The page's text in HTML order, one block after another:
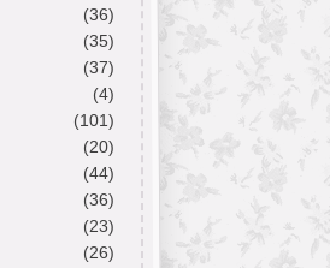
(36)
(35)
(37)
(4)
(101)
(20)
(44)
(36)
(23)
(26)